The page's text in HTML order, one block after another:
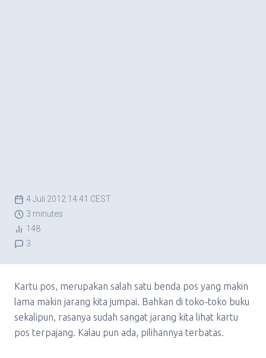
4 Juli 2012 14:41 CEST
3 minutes
148
3
Kartu pos, merupakan salah satu benda pos yang makin
lama makin jarang kita jumpai. Bahkan di toko-toko buku
sekalipun, rasanya sudah sangat jarang kita lihat kartu
pos terpajang. Kalau pun ada, pilihannya terbatas.